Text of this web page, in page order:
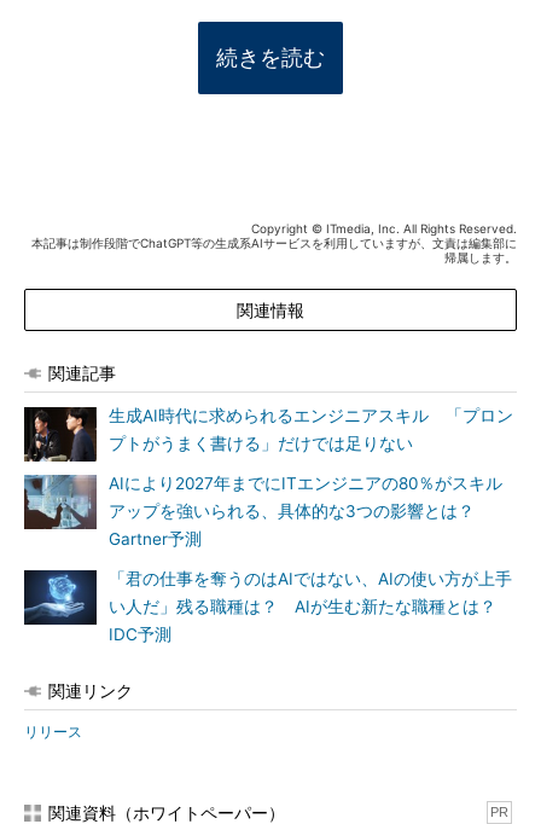
続きを読む
Copyright © ITmedia, Inc. All Rights Reserved.
本記事は制作段階でChatGPT等の生成系AIサービスを利用していますが、文責は編集部に
帰属します。
関連情報
関連記事
生成AI時代に求められるエンジニアスキル 「プロン
プトがうまく書ける」だけでは足りない
AIにより2027年までにITエンジニアの80％がスキル
アップを強いられる、具体的な3つの影響とは？
Gartner予測
「君の仕事を奪うのはAIではない、AIの使い方が上手
い人だ」残る職種は？ AIが生む新たな職種とは？
IDC予測
関連リンク
リリース
関連資料（ホワイトペーパー） PR